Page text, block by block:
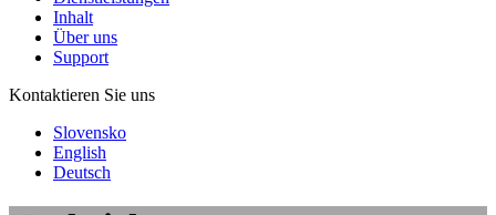
Inhalt
Über uns
Support
Kontaktieren Sie uns
Slovensko
English
Deutsch